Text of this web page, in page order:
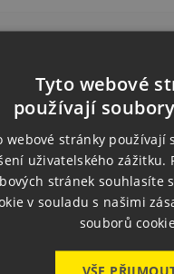
Tyto webové
používají
webové stránky používají
uživatelského zážitku.
stránek souhlasíte
v souladu s našimi
souborů
VŠE